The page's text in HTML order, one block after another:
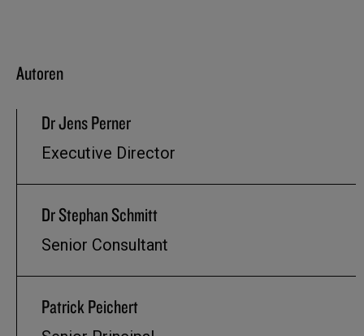
Autoren
Dr Jens Perner
Executive Director
Dr Stephan Schmitt
Senior Consultant
Patrick Peichert